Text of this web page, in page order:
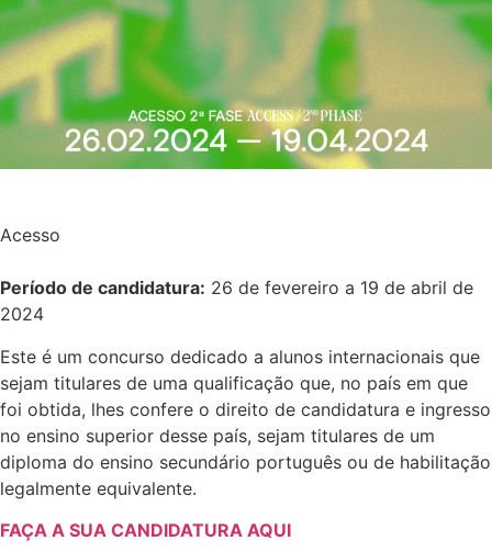
Acesso
Período de candidatura: 26 de fevereiro a 19 de abril de
2024
Este é um concurso dedicado a alunos internacionais que
sejam titulares de uma qualificação que, no país em que
foi obtida, lhes confere o direito de candidatura e ingresso
no ensino superior desse país, sejam titulares de um
diploma do ensino secundário português ou de habilitação
legalmente equivalente.
FAÇA A SUA CANDIDATURA AQUI